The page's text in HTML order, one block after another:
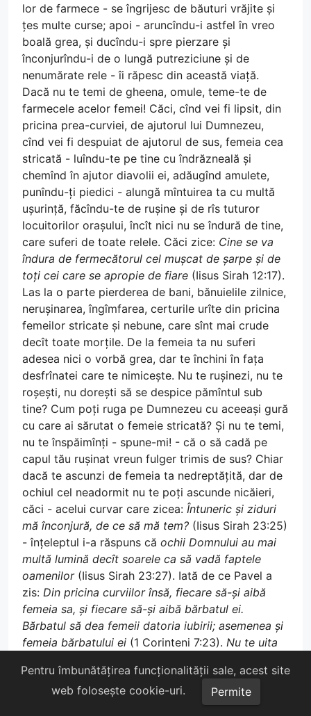
lor de farmece - se îngrijesc de băuturi vrăjite și
țes multe curse; apoi - aruncîndu-i astfel în vreo
boală grea, și ducîndu-i spre pierzare și
înconjurîndu-i de o lungă putreziciune și de
nenumărate rele - îi răpesc din această viață.
Dacă nu te temi de gheena, omule, teme-te de
farmecele acelor femei! Căci, cînd vei fi lipsit, din
pricina prea-curviei, de ajutorul lui Dumnezeu,
cînd vei fi despuiat de ajutorul de sus, femeia cea
stricată - luîndu-te pe tine cu îndrăzneală și
chemînd în ajutor diavolii ei, adăugînd amulete,
punîndu-ți piedici - alungă mîntuirea ta cu multă
ușurință, făcîndu-te de rușine și de rîs tuturor
locuitorilor orașului, încît nici nu se îndură de tine,
care suferi de toate relele. Căci zice: Cine se va
îndura de fermecătorul cel mușcat de șarpe și de
toți cei care se apropie de fiare (Iisus Sirah 12:17).
Las la o parte pierderea de bani, bănuielile zilnice,
nerușinarea, îngîmfarea, certurile urîte din pricina
femeilor stricate și nebune, care sînt mai crude
decît toate morțile. De la femeia ta nu suferi
adesea nici o vorbă grea, dar te închini în fața
desfrînatei care te nimicește. Nu te rușinezi, nu te
roșești, nu dorești să se despice pămîntul sub
tine? Cum poți ruga pe Dumnezeu cu aceeași gură
cu care ai sărutat o femeie stricată? Și nu te temi,
nu te înspăimînți - spune-mi! - că o să cadă pe
capul tău rușinat vreun fulger trimis de sus? Chiar
dacă te ascunzi de femeia ta nedreptățită, dar de
ochiul cel neadormit nu te poți ascunde nicăieri,
căci - acelui curvar care zicea: Întuneric și ziduri
mă înconjură, de ce să mă tem? (Iisus Sirah 23:25)
- înțeleptul i-a răspuns că ochii Domnului au mai
multă lumină decît soarele ca să vadă faptele
oamenilor(Iisus Sirah 23:27). Iată de ce Pavel a
zis: Din pricina curviilor însă, fiecare să-și aibă
femeia sa, și fiecare să-și aibă bărbatul ei.
Bărbatul să dea femeii datoria iubirii; asemenea și
femeia bărbatului ei (1 Corinteni 7:23). Nu te uita
femeii stricate, care pînă la o vreme îndulcește
gîtlejul tău. Iar mai pe urmă, mai amară decît
fierea o vei afla și mai ascuțită decît sabia cea de
Pentru îmbunătățirea funcționalității sale, acest site
web folosește cookie-uri.
Permite